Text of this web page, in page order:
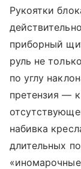
Рукоятки
приборный
руль не
по углу
претензия —
набивка
длительных